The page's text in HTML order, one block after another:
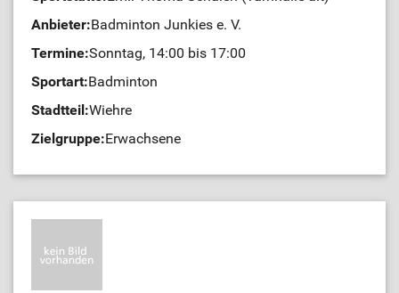
Anbieter:Badminton Junkies e. V.
Termine:Sonntag, 14:00 bis 17:00
Sportart:Badminton
Stadtteil:Wiehre
Zielgruppe:Erwachsene